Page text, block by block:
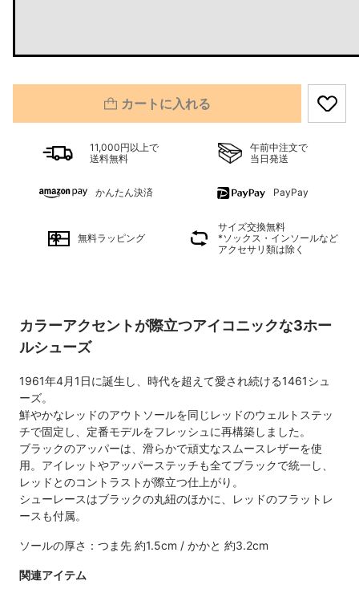
カートに入れる
11,000円以上で
送料無料
午前中注文で
当日発送
かんたん決済 PayPay
無料ラッピング
サイズ交換無料
*ソックス・インソールなど
アクセサリ類は除く
カラーアクセントが際立つアイコニックな3ホー
ルシューズ
1961年4月1日に誕生し、時代を超えて愛され続ける1461シュ
ーズ。
鮮やかなレッドのアウトソールを同じレッドのウェルトステッ
チで固定し、定番モデルをフレッシュに再構築しました。
ブラックのアッパーは、滑らかで頑丈なスムースレザーを使
用。アイレットやアッパーステッチも全てブラックで統一し、
レッドとのコントラストが際立つ仕上がり。
シューレースはブラックの丸紐のほかに、レッドのフラットレ
ースも付属。
ソールの厚さ：つま先 約1.5cm / かかと 約3.2cm
関連アイテム